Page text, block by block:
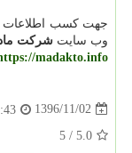
جهت کسب اطلاعات
وب سایت شرکت
madakto.info
1396/11/02
5.0
/
5